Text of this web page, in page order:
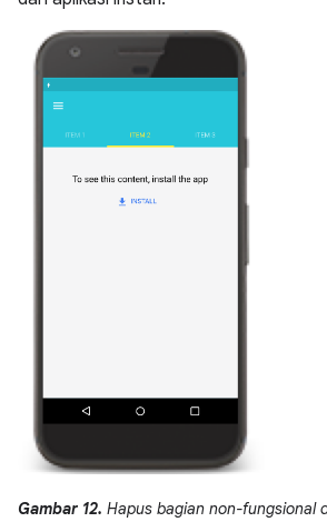
Gambar 12. Hapus bagian non-fungsional